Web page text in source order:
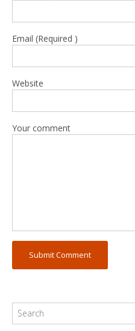
Email (Required )
Website
Your comment